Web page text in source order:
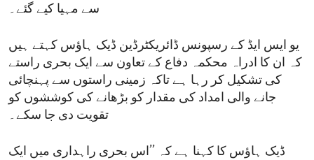
سے مہیا کیے گئے۔
یو ایس ایڈ کے رسپونس ڈائریکٹرڈین ڈیک ہاؤس کہتے ہیں
کہ ان کا ادراہ محکمہ دفاع کے تعاون سے ایک بحری راستے
کی تشکیل کر رہا ہے تاکہ زمینی راستوں سے پہنچائی
جانے والی امداد کی مقدار کو بڑھانے کی کوششوں کو
تقویت دی جا سکے۔
ڈیک ہاؤس کا کہنا ہے کہ ’’اس بحری راہداری میں ایک